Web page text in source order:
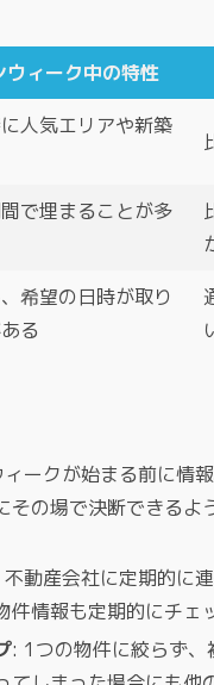
ウィーク中の特性
人気エリアや新築
で埋まることが多
希望の日時が取り
る
ークが始まる前に情
その場で決断できる
不動産会社に定期的に
件情報も定期的にチェ
: 1つの物件に絞らず、